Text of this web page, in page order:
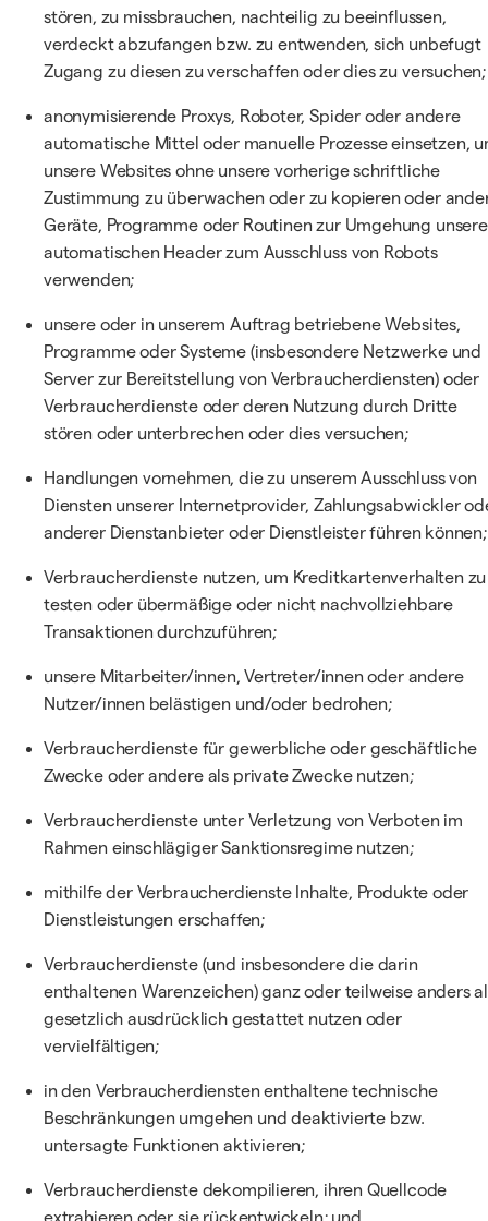
stören, zu missbrauchen, nachteilig zu beeinflussen,
verdeckt abzufangen bzw. zu entwenden, sich unbefugt
Zugang zu diesen zu verschaffen oder dies zu versuchen;
anonymisierende Proxys, Roboter, Spider oder andere
automatische Mittel oder manuelle Prozesse einsetzen,
unsere Websites ohne unsere vorherige schriftliche
Zustimmung zu überwachen oder zu kopieren oder
Geräte, Programme oder Routinen zur Umgehung
automatischen Header zum Ausschluss von Robots
verwenden;
unsere oder in unserem Auftrag betriebene Websites,
Programme oder Systeme (insbesondere Netzwerke und
Server zur Bereitstellung von Verbraucherdiensten) oder
Verbraucherdienste oder deren Nutzung durch Dritte
stören oder unterbrechen oder dies versuchen;
Handlungen vornehmen, die zu unserem Ausschluss von
Diensten unserer Internetprovider, Zahlungsabwickler
anderer Dienstanbieter oder Dienstleister führen können;
Verbraucherdienste nutzen, um Kreditkartenverhalten zu
testen oder übermäßige oder nicht nachvollziehbare
Transaktionen durchzuführen;
unsere Mitarbeiter/innen, Vertreter/innen oder andere
Nutzer/innen belästigen und/oder bedrohen;
Verbraucherdienste für gewerbliche oder geschäftliche
Zwecke oder andere als private Zwecke nutzen;
Verbraucherdienste unter Verletzung von Verboten im
Rahmen einschlägiger Sanktionsregime nutzen;
mithilfe der Verbraucherdienste Inhalte, Produkte oder
Dienstleistungen erschaffen;
Verbraucherdienste (und insbesondere die darin
enthaltenen Warenzeichen) ganz oder teilweise anders
gesetzlich ausdrücklich gestattet nutzen oder
vervielfältigen;
in den Verbraucherdiensten enthaltene technische
Beschränkungen umgehen und deaktivierte bzw.
untersagte Funktionen aktivieren;
Verbraucherdienste dekompilieren, ihren Quellcode
extrahieren oder sie rückentwickeln; und